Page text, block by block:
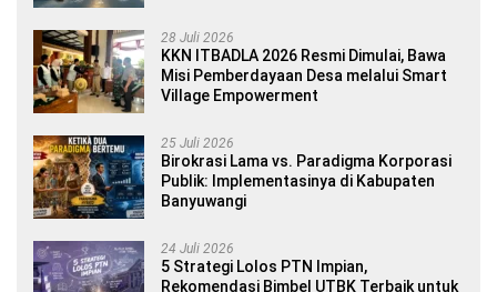
28 Juli 2026
KKN ITBADLA 2026 Resmi Dimulai, Bawa
Misi Pemberdayaan Desa melalui Smart
Village Empowerment
25 Juli 2026
Birokrasi Lama vs. Paradigma Korporasi
Publik: Implementasinya di Kabupaten
Banyuwangi
24 Juli 2026
5 Strategi Lolos PTN Impian,
Rekomendasi Bimbel UTBK Terbaik untuk